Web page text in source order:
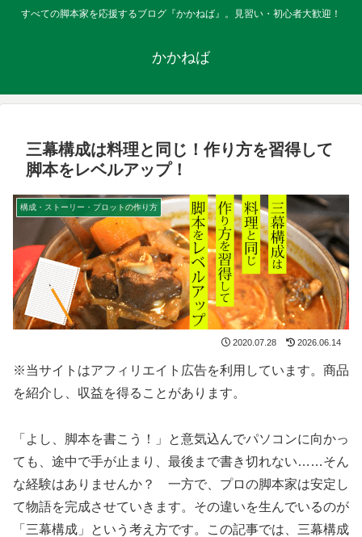
すべての脚本家を応援するブログ『かかねば』。見習い・初心者大歓迎！
かかねば
三幕構成は料理と同じ！作り方を習得して
脚本をレベルアップ！
構成・ストーリー・プロットの作り方
2020.07.28 2026.06.14
※当サイトはアフィリエイト広告を利用しています。商品
を紹介し、収益を得ることがあります。
「よし、脚本を書こう！」と意気込んでパソコンに向かっ
ても、途中で手が止まり、最後まで書き切れない……そん
な経験はありませんか？ 一方で、プロの脚本家は安定し
て物語を完成させていきます。その違いを生んでいるのが
「三幕構成」という考え方です。この記事では、三幕構成